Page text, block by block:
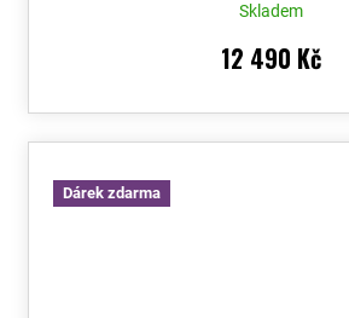
Skladem
12 490 Kč
Dárek zdarma